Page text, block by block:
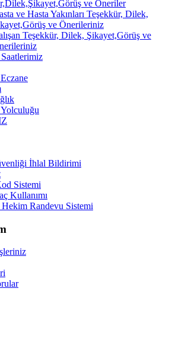
ve Öneriler
ve Hasta Yakınları Teşekkür, Dilek,
ve Önerileriniz
Teşekkür, Dilek, Şikayet,Görüş ve
Saatlerimiz
İhlal Bildirimi
Sistemi
Kullanımı
Randevu Sistemi